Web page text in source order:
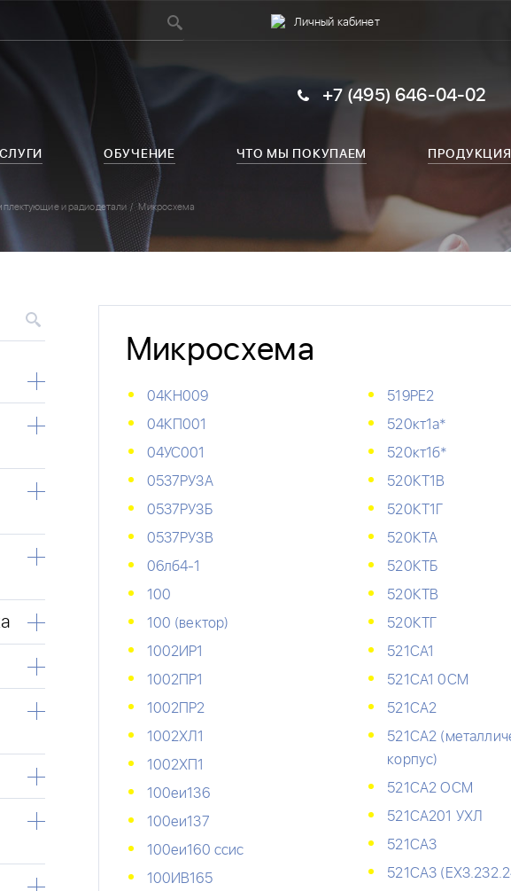
Личный кабинет
+7 (495) 646-04-02
ОБУЧЕНИЕ ЧТО МЫ ПОКУПАЕМ ПРОДУКЦИЯ
и радиодетали Микросхема
Микросхема
04КН009
04КП001
04УС001
0537РУЗА
0537РУЗБ
0537РУЗВ
06лб4-1
100
100 (вектор)
1002ИР1
1002ПР1
1002ПР2
1002ХЛ1
1002ХП1
100еи136
100еи137
100еи160 ссис
100ИВ165
519РЕ2
520кт1а*
520кт1б*
520КТ1В
520КТ1Г
520КТА
520КТБ
520КТВ
520КТГ
521СА1
521СА1 0СМ
521СА2
521СА2
корпус)
521СА2 ОСМ
521СА201 УХЛ
521СА3
521СА3